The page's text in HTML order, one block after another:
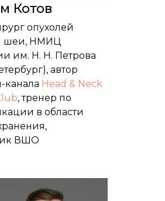
Котов
опухолей
шеи, НМИЦ
им. Н. Н. Петрова
автор
канала Head & Neck
, тренер по
в области
ВШО